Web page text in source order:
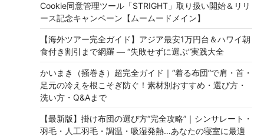
Cookie同意管理ツール「STRIGHT」取り扱い開始＆リリ
ース記念キャンペーン【ムームードメイン】
【海外ツアー完全ガイド】アジア最安1万円台＆ハワイ朝
食付き割引まで網羅 ― “失敗せずに選ぶ”実践大全
かいまき（掻巻き）超完全ガイド｜“着る布団”で肩・首・
足元の冷えを根こそぎ防ぐ！素材別おすすめ・選び方・
洗い方・Q&Aまで
【最新版】掛け布団の選び方“完全攻略”｜シンサレート・
羽毛・人工羽毛・調温・吸湿発熱…あなたの寝室に最適